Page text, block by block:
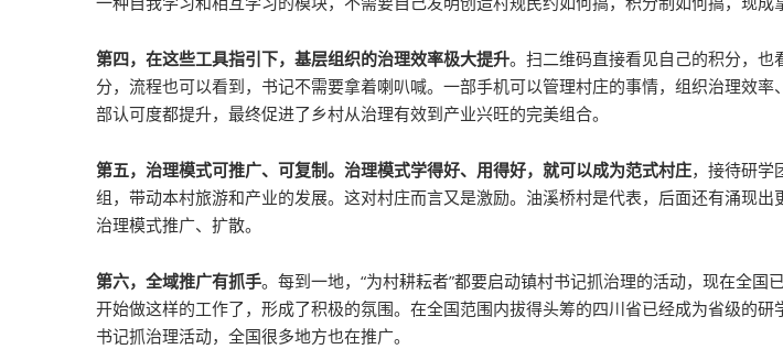
第四，在这些工具指引下，基层组织的治理效率极大提升。扫二维码直接看见自己的积分，也
分，流程也可以看到，书记不需要拿着喇叭喊。一部手机可以管理村庄的事情，组织治理效率
部认可度都提升，最终促进了乡村从治理有效到产业兴旺的完美组合。
第五，治理模式可推广、可复制。 治理模式学得好、用得好，就可以成为范式村庄，接待研学
组，带动本村旅游和产业的发展。这对村庄而言又是激励。油溪桥村是代表，后面还有涌现出
治理模式推广、扩散。
第六，全域推广有抓手。每到一地，“为村耕耘者”都要启动镇村书记抓治理的活动，现在全国
开始做这样的工作了，形成了积极的氛围。在全国范围内拔得头筹的四川省已经成为省级的研
书记抓治理活动，全国很多地方也在推广。